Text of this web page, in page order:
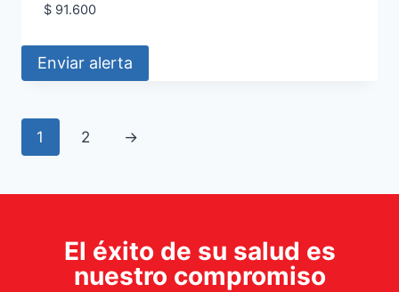
$91.600
Enviar alerta
1 2 →
El éxito de su salud es
nuestro compromiso